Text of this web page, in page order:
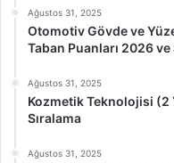
Ağustos 31, 2025
Otomotiv Gövde ve
Taban Puanları 2026 ve
Ağustos 31, 2025
Kozmetik Teknolojisi (2
Sıralama
Ağustos 31, 2025